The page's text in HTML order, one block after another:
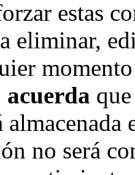
estas
eliminar,
acuerda
almacenada
no será